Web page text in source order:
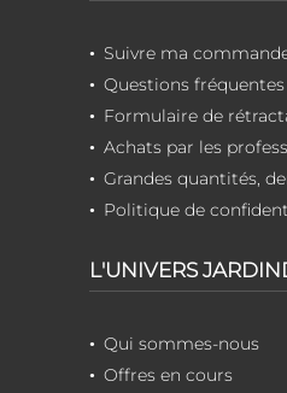
Suivre ma
Questions fréquentes
Formulaire de
Achats par les
Grandes quantités,
Politique de
L'UNIVERS
Qui sommes-nous
Offres en cours